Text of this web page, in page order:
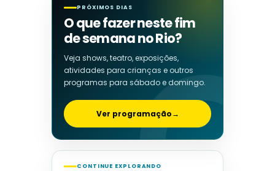
PRÓXIMOS DIAS
O que fazer neste fim
de semana no Rio?
Veja shows, teatro, exposições,
atividades para crianças e outros
programas para sábado e domingo.
Ver programação→
CONTINUE EXPLORANDO